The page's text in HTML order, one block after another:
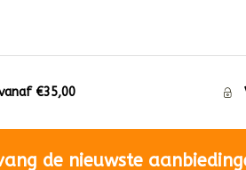
€35,00
de nieuwste